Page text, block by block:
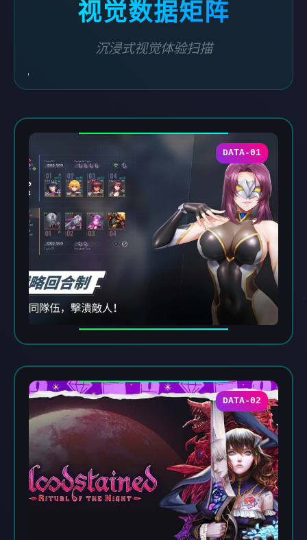
视觉数据矩阵
沉浸式视觉体验扫描
DATA-01
DATA-02